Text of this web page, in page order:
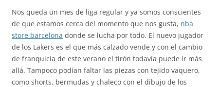
Nos queda un mes de liga regular y ya somos conscientes
de que estamos cerca del momento que nos gusta, nba
store barcelona donde se lucha por todo. El nuevo jugador
de los Lakers es el que más calzado vende y con el cambio
de franquicia de este verano el tirón todavía puede ir más
allá. Tampoco podían faltar las piezas con tejido vaquero,
como shorts, bermudas y chaleco con el dibujo de los